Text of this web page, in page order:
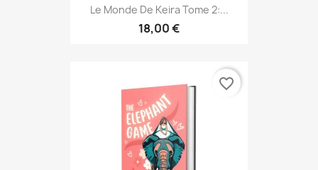
Le Monde De Keira Tome 2:...
18,00 €
favorite_border